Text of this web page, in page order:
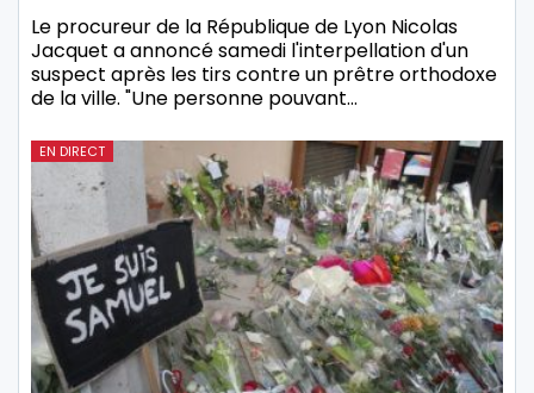
Le procureur de la République de Lyon Nicolas
Jacquet a annoncé samedi l'interpellation d'un
suspect après les tirs contre un prêtre orthodoxe
de la ville. "Une personne pouvant…
EN DIRECT